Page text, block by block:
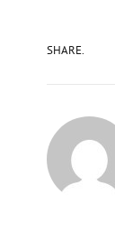
SHARE.